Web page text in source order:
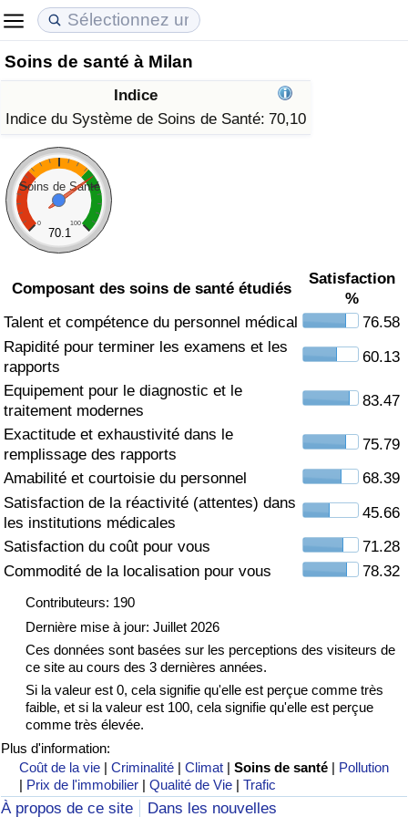
Soins de santé à Milan
Indice
Indice du Système de Soins de Santé: 70,10
Soins de Santé
0 100
70.1
Composant des soins de santé étudiés
Satisfaction
%
Talent et compétence du personnel médical
76.58
Rapidité pour terminer les examens et les
rapports
60.13
Equipement pour le diagnostic et le
traitement modernes
83.47
Exactitude et exhaustivité dans le
remplissage des rapports
75.79
Amabilité et courtoisie du personnel
68.39
Satisfaction de la réactivité (attentes) dans
les institutions médicales
45.66
Satisfaction du coût pour vous
71.28
Commodité de la localisation pour vous
78.32
Contributeurs: 190
Dernière mise à jour: Juillet 2026
Ces données sont basées sur les perceptions des visiteurs de
ce site au cours des 3 dernières années.
Si la valeur est 0, cela signifie qu'elle est perçue comme très
faible, et si la valeur est 100, cela signifie qu'elle est perçue
comme très élevée.
Plus d'information:
Coût de la vie |Criminalité |Climat |Soins de santé | Pollution
| Prix de l'immobilier |Qualité de Vie |Trafic
À propos de ce site Dans les nouvelles
Coût de la vie
Indice du Coût de la Vie (Actuel)
Indice du Coût de la Vie
Indice du coût de la vie par pays
à Akaba
Prix de l'immobilier
Indice des Prix de l'immobilier (Actuel)
Indice des Prix de l'immobilier
Indice des Prix de l'immobilier par Pays
Qualité de Vie
Indice de Qualité de Vie
Indice de Qualité de Vie (Actuel)
Indice de qualité de vie par pays
Criminalité
Indice de Criminalité (Actuel)
Indice de Criminalité
Indice de criminalité par pays
Soins de santé
Indice des soins de santé (Actuel)
Indice des soins de santé
Indice des soins de santé par Pays
Pollution
Indice de Pollution (Actuel)
Indice de pollution
Indice de Pollution par Pays
Trafic